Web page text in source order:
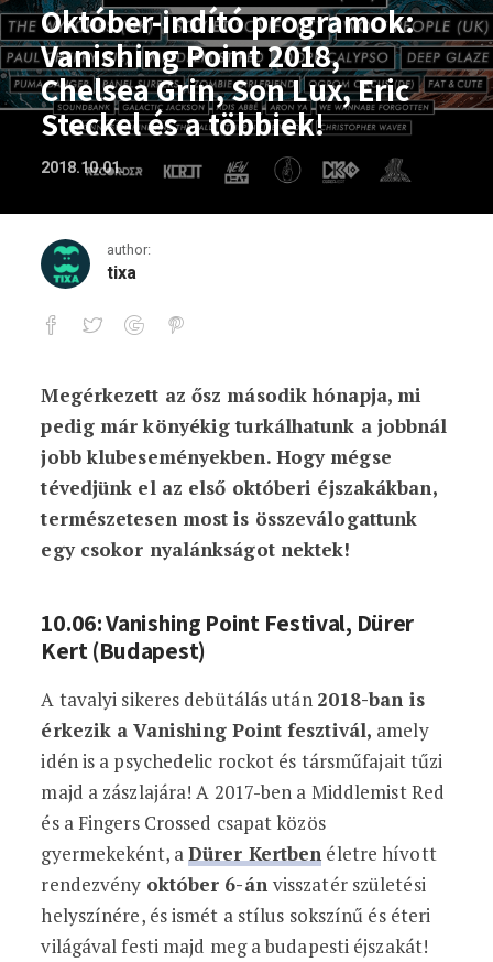
Október-indító programok:
Vanishing Point 2018,
Chelsea Grin, Son Lux, Eric
Steckel és a többiek!
2018.10.01.
author:
tixa
Október-indító programok: Vanishing
Megérkezett az ősz második hónapja, mi
pedig már könyékig turkálhatunk a jobbnál
jobb klubeseményekben. Hogy mégse
tévedjünk el az első októberi éjszakákban,
természetesen most is összeválogattunk
egy csokor nyalánkságot nektek!
10.06: Vanishing Point Festival, Dürer
Kert (Budapest)
A tavalyi sikeres debütálás után 2018-ban is
érkezik a Vanishing Point fesztivál, amely
idén is a psychedelic rockot és társműfajait tűzi
majd a zászlajára! A 2017-ben a Middlemist Red
és a Fingers Crossed csapat közös
gyermekeként, aDürer Kertben életre hívott
rendezvény október 6-án visszatér születési
helyszínére, és ismét a stílus sokszínű és éteri
világával festi majd meg a budapesti éjszakát!